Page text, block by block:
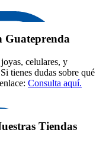
Guateprenda
celulares, y
tienes dudas sobre qué
Consulta aquí.
Tiendas